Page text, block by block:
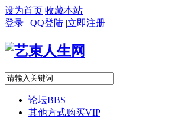
设为首页 收藏本站
登录 | QQ登陆 |立即注册
论坛BBS
其他方式购买VIP